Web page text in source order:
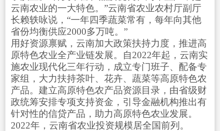
云南农业的一大特色。”云南省农业农村厅副厅
长赖轶咏说，“一年四季蔬菜常有，每年向其他
省份均衡供应2000多万吨。”
用好资源禀赋，云南加大政策扶持力度，推进高
原特色农业全产业链发展。自2022年起，云南实
施农业现代化三年行动，成立专门班子、配备专
家组，大力扶持茶叶、花卉、蔬菜等高原特色农
产品。建立高原特色农产品资源目录，由省级财
政统筹安排专项支持资金，引导金融机构推出有
针对性的信贷产品，助力高原特色农业发展。
2022年，云南省农业投资规模居全国前列。